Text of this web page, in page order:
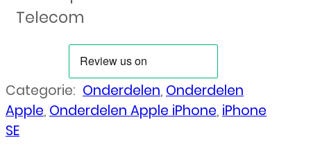
Telecom
Categorie: Onderdelen, Onderdelen
Apple, Onderdelen Apple iPhone, iPhone
SE